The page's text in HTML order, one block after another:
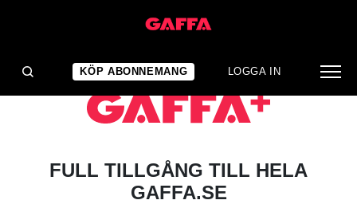
KÖP ABONNEMANG LOGGA IN
FULL TILLGÅNG TILL HELA
GAFFA.SE